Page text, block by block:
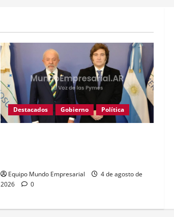
Destacados Gobierno Política
Equipo Mundo Empresarial
4 de agosto de
2026
0